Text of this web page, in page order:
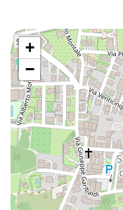
+
−
Monocromatico
Regolazione
Evidenzia i
titoli